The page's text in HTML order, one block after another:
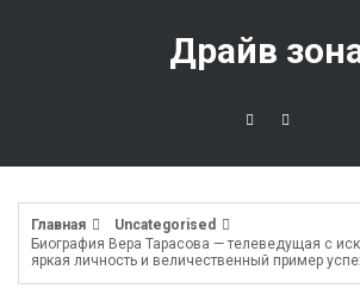
Драйв
Главная
Uncategorised
Биография Вера Тарасова — телеведущая с
яркая личность и величественный пример